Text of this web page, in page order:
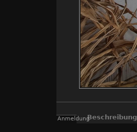
Beschreibung
Anmeldung